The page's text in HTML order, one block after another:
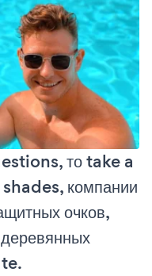
то take a
компании
очков,